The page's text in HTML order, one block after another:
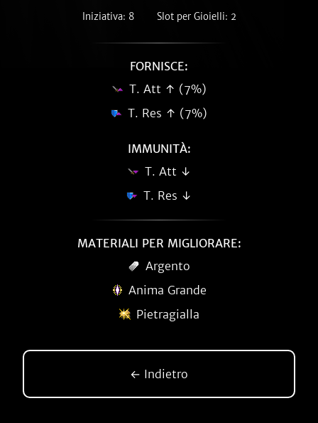
Iniziativa: 8 Slot per Gioielli: 2
FORNISCE:
T. Att ↑ (7%)
T. Res ↑ (7%)
IMMUNITÀ:
T. Att ↓
T. Res ↓
MATERIALI PER MIGLIORARE:
Argento
Anima Grande
Pietragialla
← Indietro